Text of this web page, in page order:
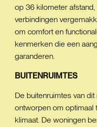
op 36 kilometer
verbindingen
om comfort en
kenmerken die een
garanderen.
BUITENRUIMTES
De buitenruimtes van
ontworpen om optimaal
klimaat. De woningen